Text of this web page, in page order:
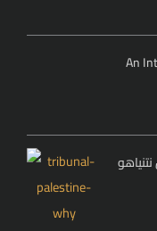
An